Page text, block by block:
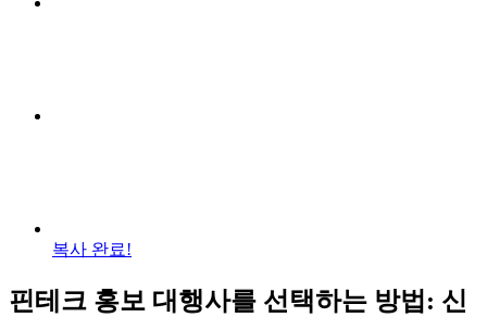
복사 완료!
핀테크 홍보 대행사를 선택하는 방법: 신